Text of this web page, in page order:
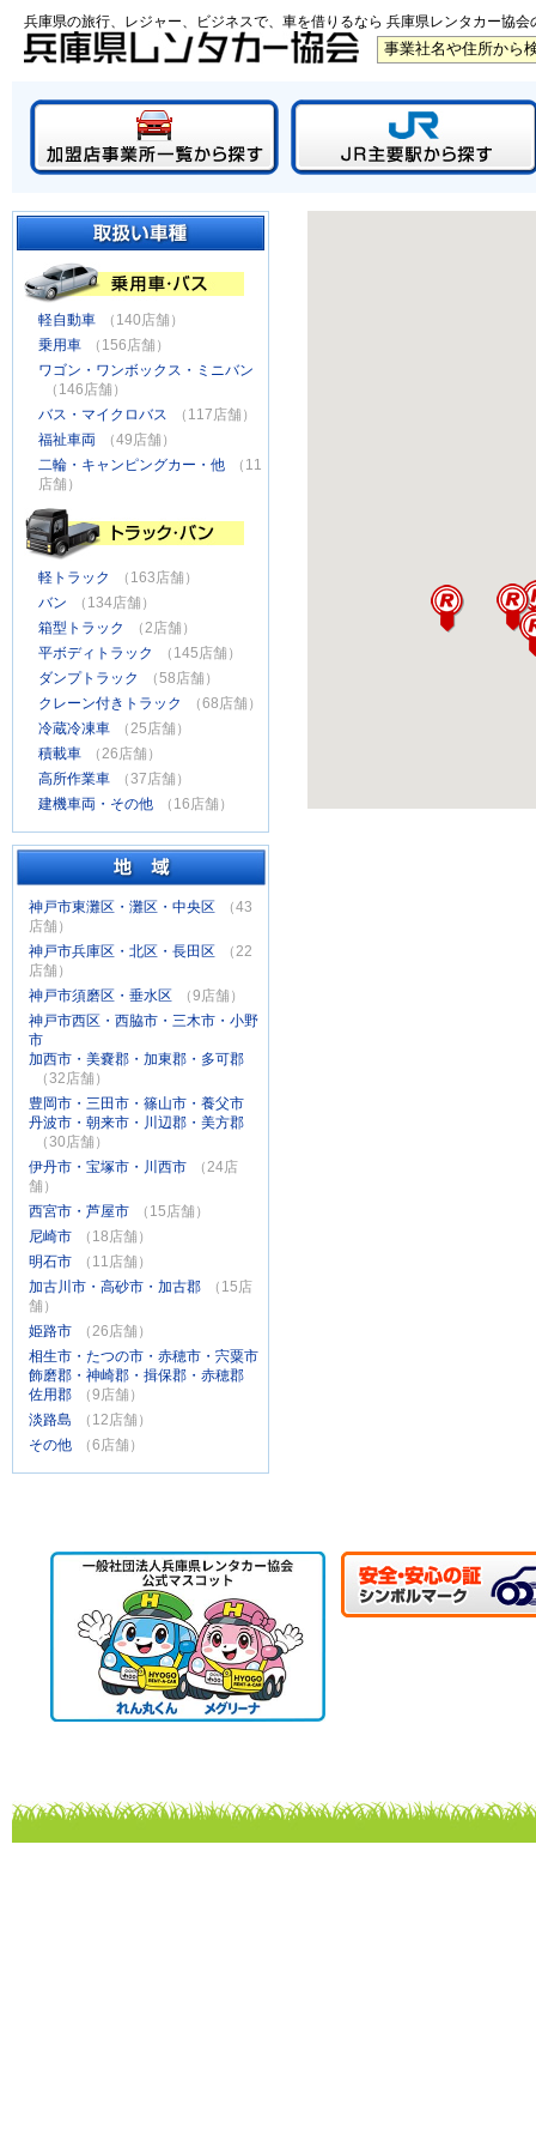
兵庫県の旅行、レジャー、ビジネスで、車を借りるなら 兵庫県レンタカー協会
軽自動車
（140店舗）
乗用車
（156店舗）
ワゴン・ワンボックス・ミニバン
（146店舗）
バス・マイクロバス
（117店舗）
福祉車両
（49店舗）
二輪・キャンピングカー・他
（11
店舗）
軽トラック
（163店舗）
バン
（134店舗）
箱型トラック
（2店舗）
平ボディトラック
（145店舗）
ダンプトラック
（58店舗）
クレーン付きトラック
（68店舗）
冷蔵冷凍車
（25店舗）
積載車
（26店舗）
高所作業車
（37店舗）
建機車両・その他
（16店舗）
神戸市東灘区・灘区・中央区
（43
店舗）
神戸市兵庫区・北区・長田区
（22
店舗）
神戸市須磨区・垂水区
（9店舗）
神戸市西区・西脇市・三木市・小野
市
加西市・美嚢郡・加東郡・多可郡
（32店舗）
豊岡市・三田市・篠山市・養父市
丹波市・朝来市・川辺郡・美方郡
（30店舗）
伊丹市・宝塚市・川西市
（24店
舗）
西宮市・芦屋市
（15店舗）
尼崎市
（18店舗）
明石市
（11店舗）
加古川市・高砂市・加古郡
（15店
舗）
姫路市
（26店舗）
相生市・たつの市・赤穂市・宍粟市
飾磨郡・神崎郡・揖保郡・赤穂郡
佐用郡
（9店舗）
淡路島
（12店舗）
その他
（6店舗）